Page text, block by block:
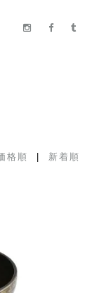
格順 新着順